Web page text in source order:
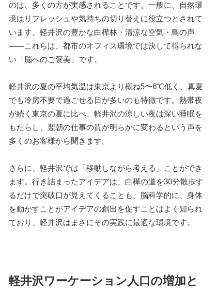
のは、多くの方が実感されることです。一般に、自然環
境はリフレッシュや気持ちの切り替えに役立つとされて
います。軽井沢の豊かな白樺林・清涼な空気・鳥の声
——これらは、都市のオフィス環境では決して得られな
い「脳へのご褒美」です。
軽井沢の夏の平均気温は東京より概ね5〜6℃低く、真夏
でも冷房不要で過ごせる日が多いのも特徴です。熱帯夜
が続く東京の夏に比べ、軽井沢の涼しい夜は深い睡眠を
もたらし、翌朝の仕事の質が明らかに変わるという声を
多くのお客様から聞きます。
さらに、軽井沢では「移動しながら考える」ことができ
ます。行き詰まったアイデアは、白樺の道を30分散歩す
るだけで突破口が見えてくることも。脳科学的に、身体
を動かすことがアイデアの創出を促すことはよく知られ
ており、軽井沢はまさにその実践に最適な環境です。
軽井沢ワーケーション人口の増加と